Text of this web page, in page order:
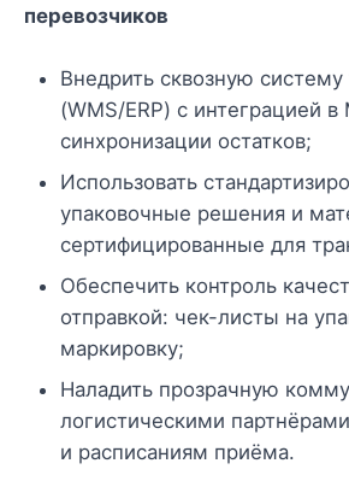
перевозчиков
Внедрить сквозную систему
(WMS/ERP) с интеграцией в
синхронизации остатков;
Использовать
упаковочные решения и
сертифицированные для
Обеспечить контроль
отправкой: чек-листы на
маркировку;
Наладить прозрачную
логистическими
и расписаниям приёма.